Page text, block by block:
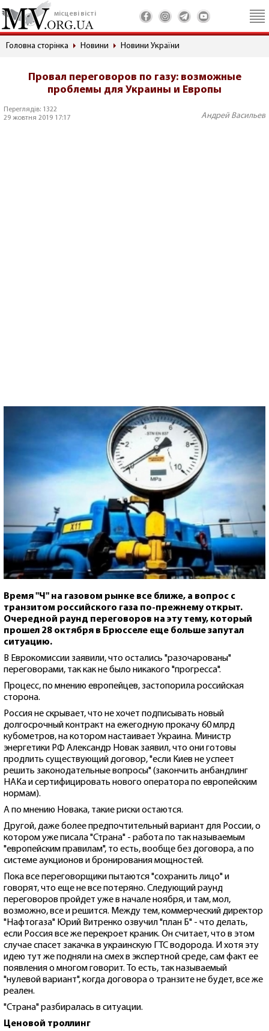
місцеві вісті
Головна сторінка Новини Новини України
Провал переговоров по газу: возможные
проблемы для Украины и Европы
Переглядів: 1322
29 жовтня 2019 17:17
Андрей Васильев
Время "Ч" на газовом рынке все ближе, а вопрос с
транзитом российского газа по-прежнему открыт.
Очередной раунд переговоров на эту тему, который
прошел 28 октября в Брюсселе еще больше запутал
ситуацию.
В Еврокомиссии заявили, что остались "разочарованы"
переговорами, так как не было никакого "прогресса".
Процесс, по мнению европейцев, застопорила российская
сторона.
Россия не скрывает, что не хочет подписывать новый
долгосрочный контракт на ежегодную прокачу 60 млрд
кубометров, на котором настаивает Украина. Министр
энергетики РФ Александр Новак заявил, что они готовы
продлить существующий договор, "если Киев не успеет
решить законодательные вопросы" (закончить анбандлинг
НАКа и сертифицировать нового оператора по европейским
нормам).
А по мнению Новака, такие риски остаются.
Другой, даже более предпочтительный вариант для России, о
котором уже писала "Страна" - работа по так называемым
"европейским правилам", то есть, вообще без договора, а по
системе аукционов и бронирования мощностей.
Пока все переговорщики пытаются "сохранить лицо" и
говорят, что еще не все потеряно. Следующий раунд
переговоров пройдет уже в начале ноября, и там, мол,
возможно, все и решится. Между тем, коммерческий директор
"Нафтогаза" Юрий Витренко озвучил "план Б" - что делать,
если Россия все же перекроет краник. Он считает, что в этом
случае спасет закачка в украинскую ГТС водорода. И хотя эту
идею тут же подняли на смех в экспертной среде, сам факт ее
появления о многом говорит. То есть, так называемый
"нулевой вариант", когда договора о транзите не будет, все же
реален.
"Страна" разбиралась в ситуации.
Ценовой троллинг